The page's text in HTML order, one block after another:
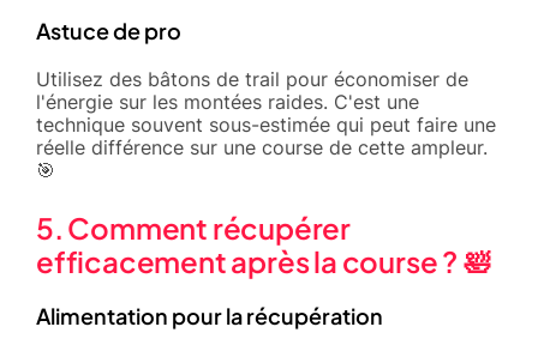
Astuce de pro
Utilisez des bâtons de trail pour économiser de
l'énergie sur les montées raides. C'est une
technique souvent sous-estimée qui peut faire une
réelle différence sur une course de cette ampleur.
🎯
5. Comment récupérer
efficacement après la course ? 🛀
Alimentation pour la récupération